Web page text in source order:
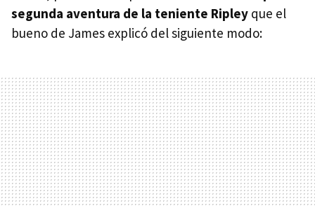
segunda aventura de la teniente Ripley que el
bueno de James explicó del siguiente modo: